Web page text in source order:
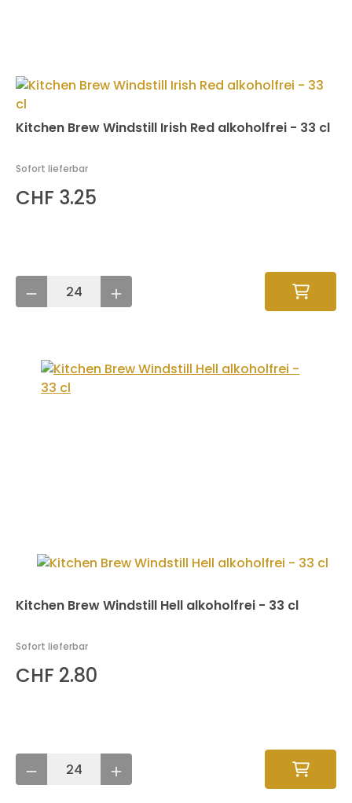
Kitchen Brew Windstill Irish Red alkoholfrei - 33 cl
Sofort lieferbar
CHF 3.25
Kitchen Brew Windstill Hell alkoholfrei - 33 cl
Sofort lieferbar
CHF 2.80